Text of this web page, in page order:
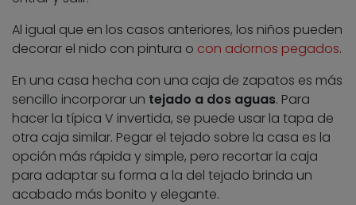
Al igual que en los casos anteriores, los niños pueden
decorar el nido con pintura o con adornos pegados.
En una casa hecha con una caja de zapatos es más
sencillo incorporar un tejado a dos aguas. Para
hacer la típica V invertida, se puede usar la tapa de
otra caja similar. Pegar el tejado sobre la casa es la
opción más rápida y simple, pero recortar la caja
para adaptar su forma a la del tejado brinda un
acabado más bonito y elegante.